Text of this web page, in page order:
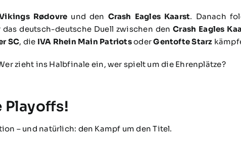
Rødovre und den Crash Eagles Kaarst. Danach
das deutsch-deutsche Duell zwischen denCrash Eagles
SC, die IVA Rhein Main PatriotsoderGentofte Starz
zieht ins Halbfinale ein, wer spielt um die Ehrenplätze?
Playoffs!
– und natürlich: den Kampf um den Titel.